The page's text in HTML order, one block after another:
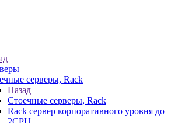
серверы, Rack
Назад
Стоечные серверы, Rack
Rack сервер корпоративного уровня до